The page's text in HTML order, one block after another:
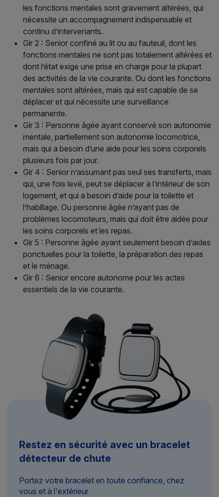
les fonctions mentales sont gravement altérées, qui
nécessite un accompagnement indispensable et
continu d’intervenants.
Gir 2 : Senior confiné au lit ou au fauteuil, dont les
fonctions mentales ne sont pas totalement altérées et
dont l’état exige une prise en charge pour la plupart
des activités de la vie courante. Ou dont les fonctions
mentales sont altérées, mais qui est capable de se
déplacer et qui nécessite une surveillance
permanente.
Gir 3 : Personne âgée ayant conservé son autonomie
mentale, partiellement son autonomie locomotrice,
mais qui a besoin d’une aide pour les soins corporels
plusieurs fois par jour.
Gir 4 : Senior n’assumant pas seul ses transferts, mais
qui, une fois levé, peut se déplacer à l’intérieur de son
logement, et qui a besoin d’aide pour la toilette et
l’habillage. Ou personne âgée n’ayant pas de
problèmes locomoteurs, mais qui doit être aidée pour
les soins corporels et les repas.
Gir 5 : Personne âgée ayant seulement besoin d’aides
ponctuelles pour la toilette, la préparation des repas
et le ménage.
Gir 6 : Senior encore autonome pour les actes
essentiels de la vie courante.
Restez en sécurité avec un bracelet
détecteur de chute
Portez votre bracelet en toute confiance, chez
vous et à l'extérieur